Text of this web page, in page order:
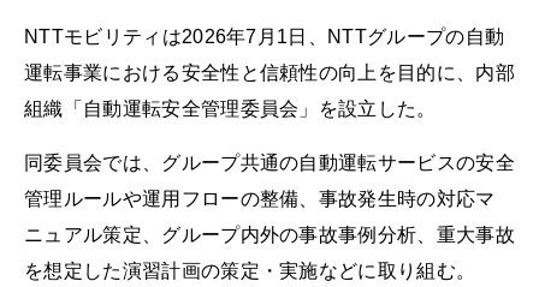
NTTモビリティは2026年7月1日、NTTグループの自動
運転事業における安全性と信頼性の向上を目的に、内部
組織「自動運転安全管理委員会」を設立した。
同委員会では、グループ共通の自動運転サービスの安全
管理ルールや運用フローの整備、事故発生時の対応マ
ニュアル策定、グループ内外の事故事例分析、重大事故
を想定した演習計画の策定・実施などに取り組む。